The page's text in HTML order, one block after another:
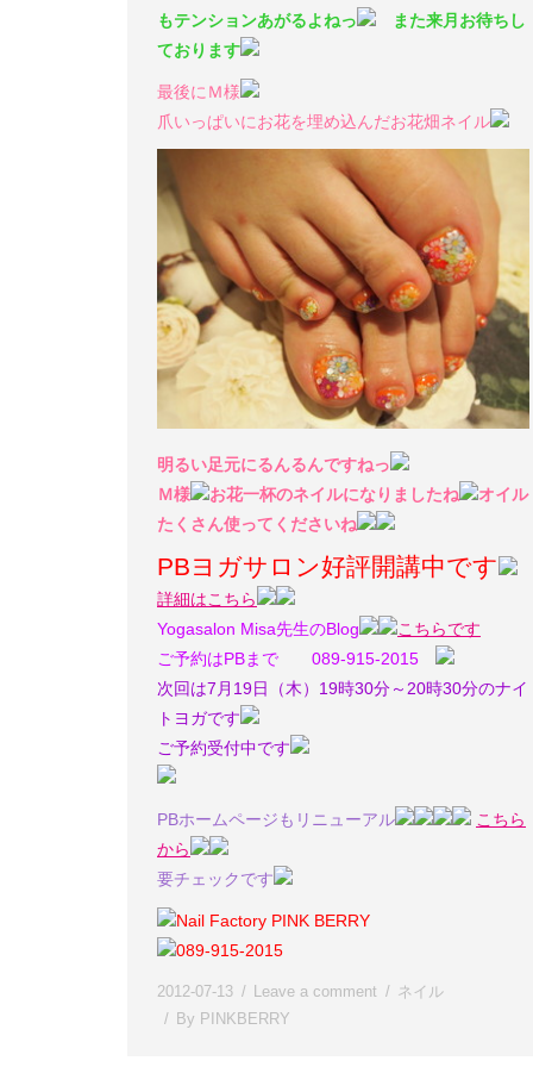
もテンションあがるよねっ
また来月お待ちし
ております
最後にＭ様
爪いっぱいにお花を埋め込んだお花畑ネイル
明るい足元にるんるんですねっ
Ｍ様
お花一杯のネイルになりましたね
オイル
たくさん使ってくださいね
PBヨガサロン好評開講中です
詳細はこちら
Yogasalon Misa先生のBlog
こちらです
ご予約はPBまで 089-915-2015
次回は7月19日（木）19時30分～20時30分のナイ
トヨガです
ご予約受付中です
PBホームページもリニューアル
こちら
から
要チェックです
Nail Factory PINK BERRY
089-915-2015
2012-07-13 Leave a comment
ネイル
By PINKBERRY